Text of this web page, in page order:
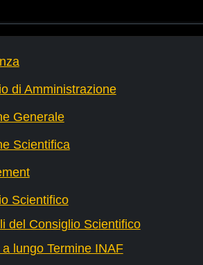
di Amministrazione
Generale
Scientifica
Scientifico
del Consiglio Scientifico
a lungo Termine INAF